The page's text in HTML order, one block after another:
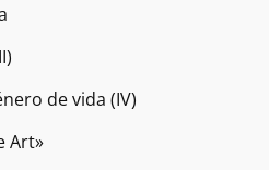
de vida (IV)
Art»